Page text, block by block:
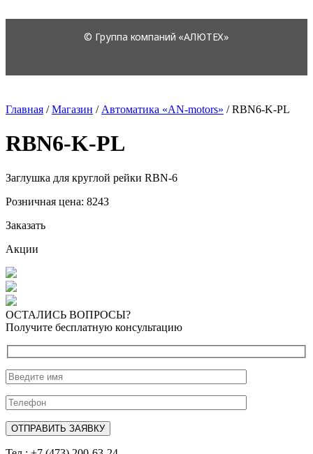
Главная /Магазин / Автоматика «AN-motors» /RBN6-K-PL
RBN6-K-PL
Заглушка для круглой рейки RBN-6
Розничная цена: 8243
Заказать
Акции
ОСТАЛИСЬ ВОПРОСЫ?
Получите бесплатную консультацию